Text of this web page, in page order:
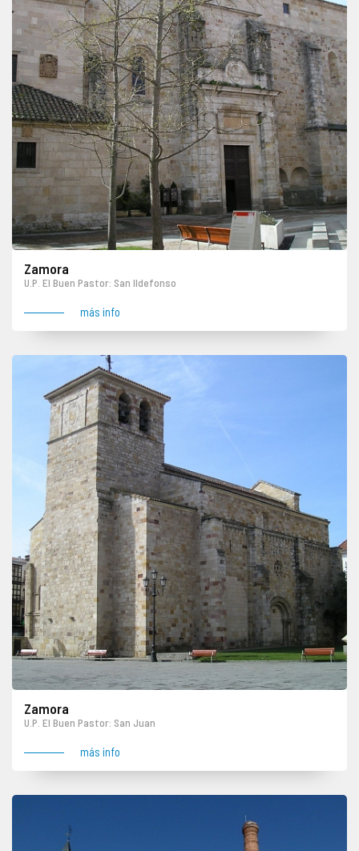
Zamora
U.P. El Buen Pastor: San Ildefonso
más info
Zamora
U.P. El Buen Pastor: San Juan
más info